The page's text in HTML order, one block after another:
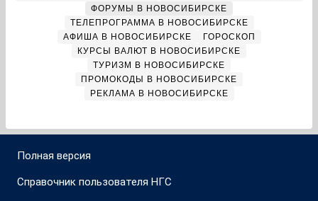
ФОРУМЫ В НОВОСИБИРСКЕ
ТЕЛЕПРОГРАММА В НОВОСИБИРСКЕ
АФИША В НОВОСИБИРСКЕ
ГОРОСКОП
КУРСЫ ВАЛЮТ В НОВОСИБИРСКЕ
ТУРИЗМ В НОВОСИБИРСКЕ
ПРОМОКОДЫ В НОВОСИБИРСКЕ
РЕКЛАМА В НОВОСИБИРСКЕ
Полная версия
Справочник пользователя НГС